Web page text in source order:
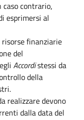
caso contrario,
esprimersi al
finanziarie
del
Accordistessi da
della
realizzare devono
dalla data del